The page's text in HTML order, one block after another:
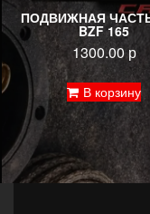
ПОДВИЖНАЯ
BZF 165
1300.00р
В корзину